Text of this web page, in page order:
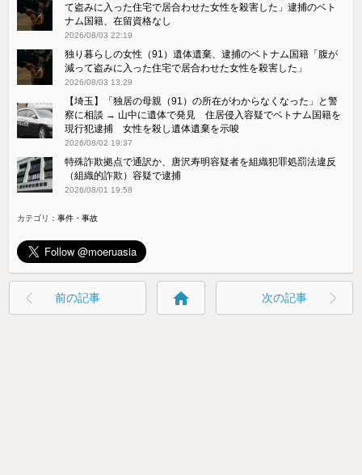
て盗みに入った住宅で居合わせた女性を殺害した」逮捕のベト
ナム国籍、在留資格なし
2026/08/03 22:19
独り暮らしの女性（91）遺体遺棄、逮捕のベトナム国籍「腹が
減って盗みに入った住宅で居合わせた女性を殺害した」
2026/08/03 13:29
【埼玉】「独居の母親（91）の所在がわからなくなった」と警
察に相談 → 山中に遺体で発見 住居侵入容疑でベトナム国籍を
現行犯逮捕 女性を殺し遺体遺棄を示唆
2026/08/02 19:37
特殊詐欺拠点で通訳か、唐沢寿明容疑者を組織犯罪処罰法違反
（組織的詐欺）容疑で逮捕
2026/08/01 19:58
カテゴリ：事件・事故
前の記事 home 次の記事